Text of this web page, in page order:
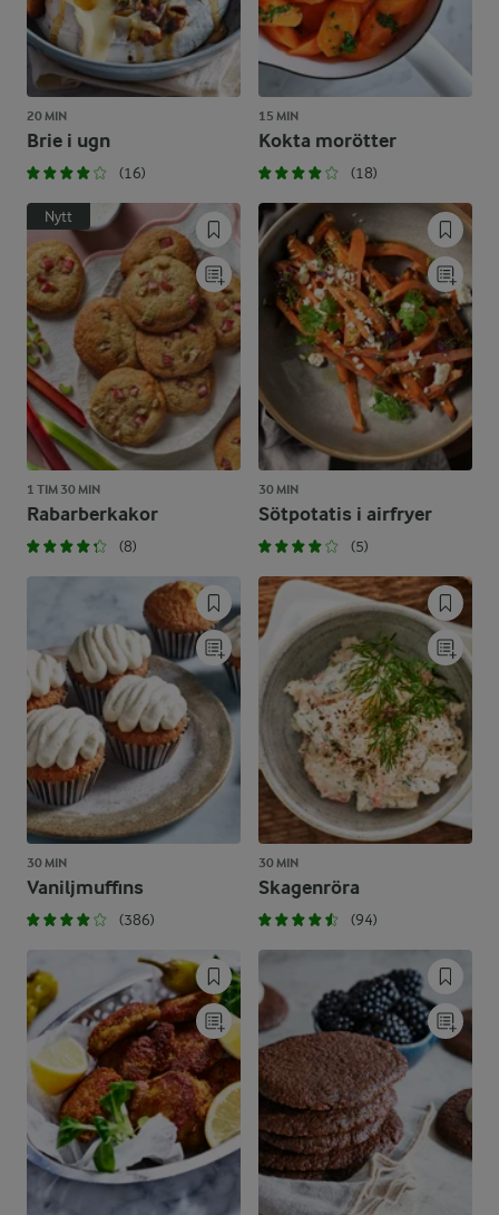
20 MIN
Brie i ugn
(16)
15 MIN
Kokta morötter
(18)
Nytt
1 TIM 30 MIN
Rabarberkakor
(8)
30 MIN
Sötpotatis i airfryer
(5)
30 MIN
Vaniljmuffins
(386)
30 MIN
Skagenröra
(94)